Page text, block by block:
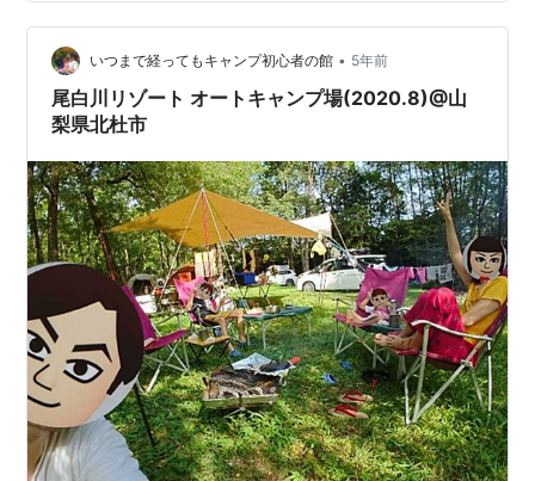
いつまで経ってもキャンプ初心者の館 • 5年前
尾白川リゾート オートキャンプ場(2020.8)@山
梨県北杜市